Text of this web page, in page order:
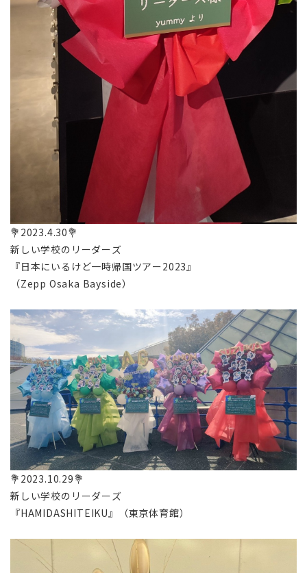
💐2023.4.30💐
新しい学校のリーダーズ
『日本にいるけど一時帰国ツアー2023』
（Zepp Osaka Bayside）
💐2023.10.29💐
新しい学校のリーダーズ
『HAMIDASHITEIKU』（東京体育館）